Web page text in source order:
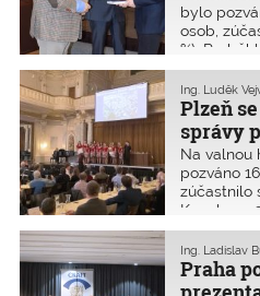
bylo
osob,
%).
v Domě
Republiky
Plzeň
správy
Ing. Luděk
Na valnou
pozváno
zúčastnilo
Konala se
setkání
Měšťanské
Praha
Ing. Ladislav